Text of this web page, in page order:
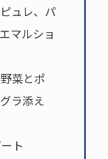
ュレ、パ
マルショ
菜とポ
ラ添え
ト